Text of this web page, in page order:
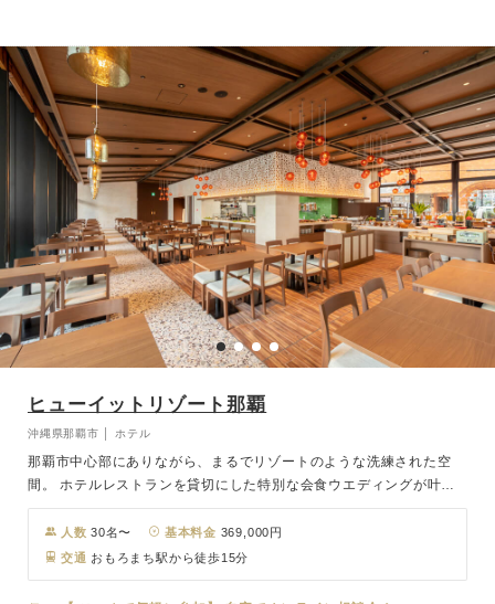
ヒューイットリゾート那覇
沖縄県那覇市 │ ホテル
那覇市中心部にありながら、まるでリゾートのような洗練された空
間。 ホテルレストランを貸切にした特別な会食ウエディングが叶い
ます。 ゆったりとしたくつろぎの中で、大切な人と過ごす特別な時
間。 モノレール駅も近く、遠方ゲストにも安心の好立地。観光拠点
としても便利なロケーションです。 結婚式の余韻そのままに、彩り
豊かなビュッフェ料理とともに心に残るひとときをお楽しみいただけ
人数 30名〜 基本料金 369,000円
交通 おもろまち駅から徒歩15分